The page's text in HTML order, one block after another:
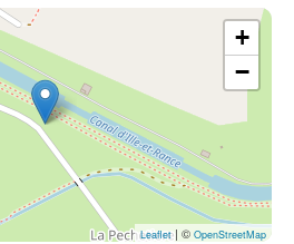
+
−
Leaflet| © OpenStreetMap